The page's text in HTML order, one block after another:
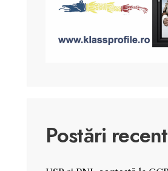
Postări